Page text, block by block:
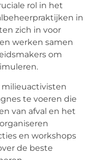
rol in het
in
zich in voor
werken samen
om
milieuactivisten
te voeren die
van afval en het
en workshops
de beste